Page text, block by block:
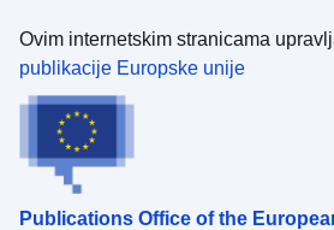
Ovim internetskim stranicama
publikacije Europske unije
Publications Office of the